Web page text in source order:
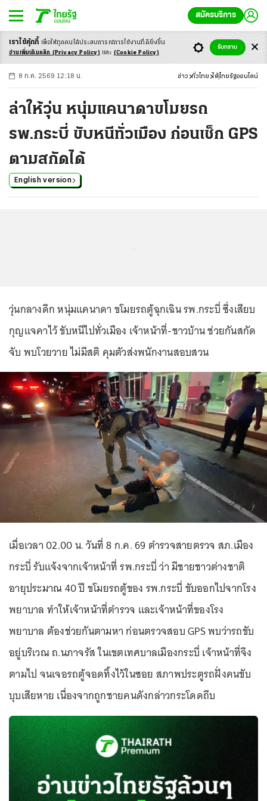
สมัครบริการ
-ก ก ก+
8 ก.ค. 2569 12:18 น. ข่าว ทั่วไทย ใต้ ไทยรัฐออนไลน์
ล่าให้วุ่น หนุ่มแคนาดาขโมยรถ
รพ.กระบี่ ขับหนีทั่วเมือง ก่อนเช็ก GPS
ตามสกัดได้
English version
วุ่นกลางดึก หนุ่มแคนาดา ขโมยรถตู้ฉุกเฉิน รพ.กระบี่ ซึ่งเสียบ
กุญแจคาไว้ ขับหนีไปทั่วเมือง เจ้าหน้าที่-ชาวบ้าน ช่วยกันสกัด
จับ พบโวยวาย ไม่มีสติ คุมตัวส่งพนักงานสอบสวน
เมื่อเวลา 02.00 น. วันที่ 8 ก.ค. 69 ตำรวจสายตรวจ สภ.เมือง
กระบี่ รับแจ้งจากเจ้าหน้าที่ รพ.กระบี่ ว่า มีชายชาวต่างชาติ
อายุประมาณ 40 ปี ขโมยรถตู้ของ รพ.กระบี่ ขับออกไปจากโรง
พยาบาล ทำให้เจ้าหน้าที่ตำรวจ และเจ้าหน้าที่ของโรง
พยาบาล ต้องช่วยกันตามหา ก่อนตรวจสอบ GPS พบว่ารถขับ
อยู่บริเวณ ถ.นภาจรัส ในเขตเทศบาลเมืองกระบี่ เจ้าหน้าที่จึง
ตามไป จนเจอรถตู้จอดทิ้งไว้ในซอย สภาพประตูรถฝั่งคนขับ
บุบเสียหาย เนื่องจากถูกชายคนดังกล่าวกระโดดถีบ
เราใช้คุ้กกี้ เพื่อให้ทุกคนได้ประสบการณ์การใช้งานที่ดียิ่งขึ้น
อ่านเพิ่มเติมคลิก (Privacy Policy) และ (Cookie Policy)
รับทราบ